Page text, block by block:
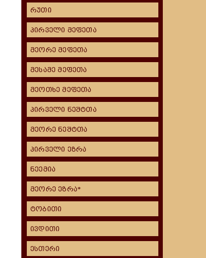
რუთი
პირველი მეფეთა
მეორე მეფეთა
მესამე მეფეთა
მეოთხე მეფეთა
პირველი ნეშტთა
მეორე ნეშტთა
პირველი ეზრა
ნეემია
მეორე ეზრა*
ტობითი
ივდითი
ესთერი